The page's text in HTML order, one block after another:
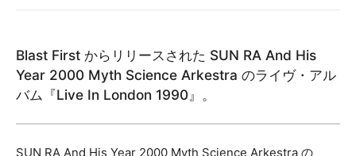
Blast First からリリースされた SUN RA And His
Year 2000 Myth Science Arkestra のライヴ・アル
バム『Live In London 1990』。
SUN RA And His Year 2000 Myth Science Arkestra の